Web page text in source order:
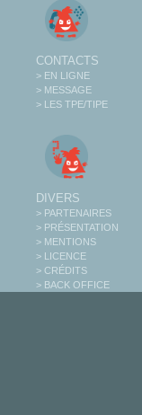
CONTACTS
> EN LIGNE
> MESSAGE
> LES TPE/TIPE
DIVERS
> PARTENAIRES
> PRÉSENTATION
> MENTIONS
> LICENCE
> CRÉDITS
> BACK OFFICE